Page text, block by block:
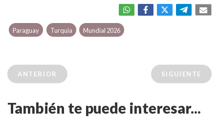
Paraguay Turquía Mundial 2026
ANTERIOR SIGUIENTE
También te puede interesar...